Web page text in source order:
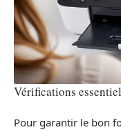
Vérifications
Pour garantir le bon